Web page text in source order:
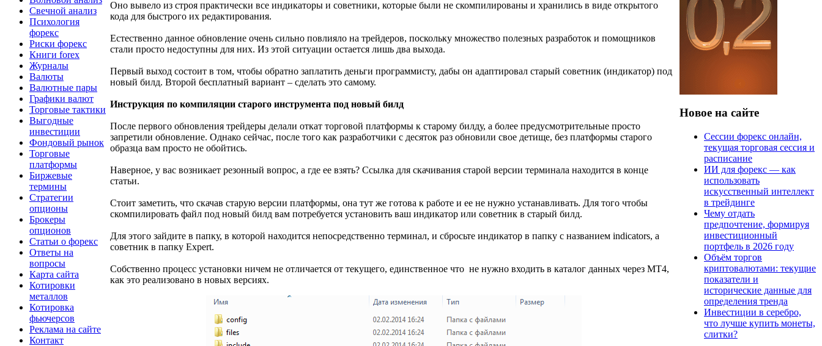
Свечной анализ
Психология
форекс
Риски форекс
Книги forex
Журналы
Валюты
Валютные пары
Графики валют
Торговые тактики
Выгодные
инвестиции
Фондовый рынок
Торговые
платформы
Биржевые
термины
Стратегии
опционы
Брокеры
опционов
Статьи о форекс
Ответы на
вопросы
Карта сайта
Котировки
металлов
Котировка
фьючерсов
Реклама на сайте
Контакт
Оно вывело из строя практически все индикаторы и советники, которые были не скомпилированы и хранились в виде открытого
кода для быстрого их редактирования.
Естественно данное обновление очень сильно повлияло на трейдеров, поскольку множество полезных разработок и помощников
стали просто недоступны для них. Из этой ситуации остается лишь два выхода.
Первый выход состоит в том, чтобы обратно заплатить деньги программисту, дабы он адаптировал старый советник (индикатор) под
новый билд. Второй бесплатный вариант – сделать это самому.
Инструкция по компиляции старого инструмента под новый билд
После первого обновления трейдеры делали откат торговой платформы к старому билду, а более предусмотрительные просто
запретили обновление. Однако сейчас, после того как разработчики с десяток раз обновили свое детище, без платформы старого
образца вам просто не обойтись.
Наверное, у вас возникает резонный вопрос, а где ее взять? Ссылка для скачивания старой версии терминала находится в конце
статьи.
Стоит заметить, что скачав старую версии платформы, она тут же готова к работе и ее не нужно устанавливать. Для того чтобы
скомпилировать файл под новый билд вам потребуется установить ваш индикатор или советник в старый билд.
Для этого зайдите в папку, в которой находится непосредственно терминал, и сбросьте индикатор в папку с названием indicators, а
советник в папку Expert.
Собственно процесс установки ничем не отличается от текущего, единственное что не нужно входить в каталог данных через МТ4,
как это реализовано в новых версиях.
Новое на сайте
Сессии форекс онлайн,
текущая торговая сессия и
расписание
ИИ для форекс — как
использовать
искусственный интеллект
в трейдинге
Чему отдать
предпочтение, формируя
инвестиционный
портфель в 2026 году
Объём торгов
криптовалютами: текущие
показатели и
исторические данные для
определения тренда
Инвестиции в серебро,
что лучше купить монеты,
слитки?